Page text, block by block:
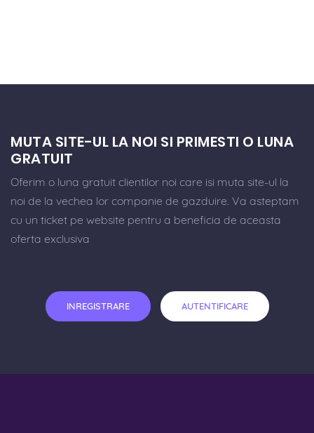
MUTA SITE-UL LA NOI SI PRIMESTI O LUNA
GRATUIT
Oferim o luna gratuit clientilor noi care isi muta site-ul la
noi de la vechea lor companie de gazduire. Va asteptam
cu un ticket pe website pentru a beneficia de aceasta
oferta exclusiva
INREGISTRARE AUTENTIFICARE